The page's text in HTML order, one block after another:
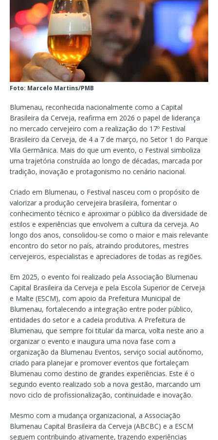
Foto: Marcelo Martins/PMB
Blumenau, reconhecida nacionalmente como a Capital
Brasileira da Cerveja, reafirma em 2026 o papel de liderança
no mercado cervejeiro com a realização do 17º Festival
Brasileiro da Cerveja, de 4 a 7 de março, no Setor 1 do Parque
Vila Germânica. Mais do que um evento, o Festival simboliza
uma trajetória construída ao longo de décadas, marcada por
tradição, inovação e protagonismo no cenário nacional.
Criado em Blumenau, o Festival nasceu com o propósito de
valorizar a produção cervejeira brasileira, fomentar o
conhecimento técnico e aproximar o público da diversidade de
estilos e experiências que envolvem a cultura da cerveja. Ao
longo dos anos, consolidou-se como o maior e mais relevante
encontro do setor no país, atraindo produtores, mestres
cervejeiros, especialistas e apreciadores de todas as regiões.
Em 2025, o evento foi realizado pela Associação Blumenau
Capital Brasileira da Cerveja e pela Escola Superior de Cerveja
e Malte (ESCM), com apoio da Prefeitura Municipal de
Blumenau, fortalecendo a integração entre poder público,
entidades do setor e a cadeia produtiva. A Prefeitura de
Blumenau, que sempre foi titular da marca, volta neste ano a
organizar o evento e inaugura uma nova fase com a
organização da Blumenau Eventos, serviço social autônomo,
criado para planejar e promover eventos que fortaleçam
Blumenau como destino de grandes experiências. Este é o
segundo evento realizado sob a nova gestão, marcando um
novo ciclo de profissionalização, continuidade e inovação.
Mesmo com a mudança organizacional, a Associação
Blumenau Capital Brasileira da Cerveja (ABCBC) e a ESCM
seguem contribuindo ativamente, trazendo experiências